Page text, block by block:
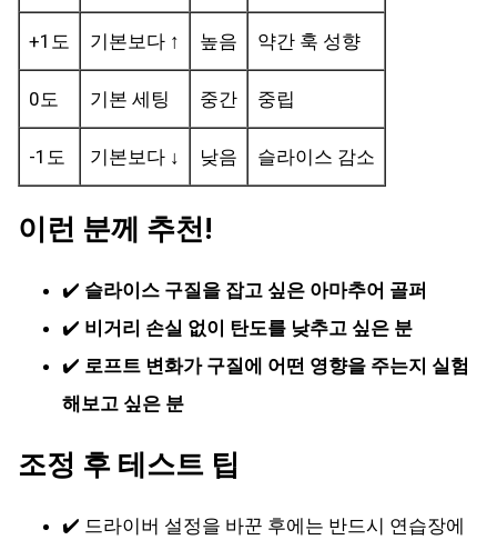
+1도 기본보다 ↑ 높음 약간 훅 성향
0도 기본 세팅 중간 중립
-1도 기본보다 ↓ 낮음 슬라이스 감소
이런 분께 추천!
✔️ 슬라이스 구질을 잡고 싶은 아마추어 골퍼
✔️ 비거리 손실 없이 탄도를 낮추고 싶은 분
✔️ 로프트 변화가 구질에 어떤 영향을 주는지 실험
해보고 싶은 분
조정 후 테스트 팁
✔️ 드라이버 설정을 바꾼 후에는 반드시 연습장에